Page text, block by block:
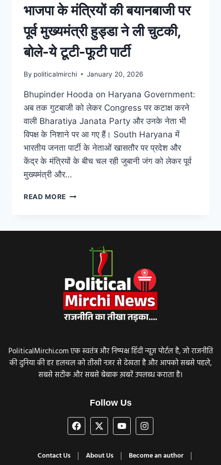
भाजपा के मंत्रियों की बयानबाजी पर
पूर्व मुख्यमंत्री हुड्डा ने ली चुटकी,
बोले-ये टूटी-फूटी पार्टी
By politicalmirchi January 20, 2026
Bhupinder Hooda on Haryana Government:
अब तक गुटबाजी को लेकर Congress पर कटाक्ष करने
वाली Bharatiya Janata Party और उनके नेता भी
विपक्ष के निशाने पर आ गए हैं। South Haryana में
भारतीय जनता पार्टी के नेताओं खासतौर पर प्रदेश और
केंद्र के मंत्रियों के बीच चल रही जुबानी जंग को लेकर पूर्व
मुख्यमंत्री और…
READ MORE
PoliticalMirchi.com एक स्वतंत्र और निष्पक्ष हिंदी न्यूज़ पोर्टल है, जो राजनीति
की दुनिया की हर हलचल को तीखी नजर से देखता है और आपको सबसे पहले,
सबसे सटीक और सबसे बेबाक ख़बरें उपलब्ध कराता है।
Follow Us
Contact Us About Us Become an author